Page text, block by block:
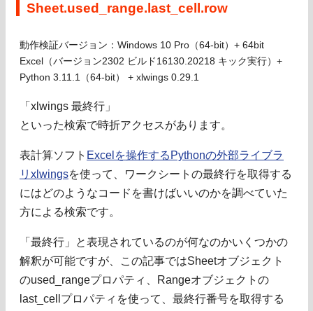
Sheet.used_range.last_cell.row
動作検証バージョン：Windows 10 Pro（64-bit）+ 64bit
Excel（バージョン2302 ビルド16130.20218 キック実行）+
Python 3.11.1（64-bit） + xlwings 0.29.1
「xlwings 最終行」
といった検索で時折アクセスがあります。
表計算ソフト Excelを操作するPythonの外部ライブラ
リxlwingsを使って、ワークシートの最終行を取得する
にはどのようなコードを書けばいいのかを調べていた
方による検索です。
「最終行」と表現されているのが何なのかいくつかの
解釈が可能ですが、この記事ではSheetオブジェクト
のused_rangeプロパティ、Rangeオブジェクトの
last_cellプロパティを使って、最終行番号を取得する